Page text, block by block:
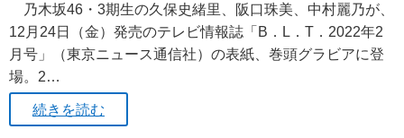
乃木坂46・3期生の久保史緒里、阪口珠美、中村麗乃が、
12月24日（金）発売のテレビ情報誌「B．L．T．2022年2
月号」（東京ニュース通信社）の表紙、巻頭グラビアに登
場。2…
続きを読む